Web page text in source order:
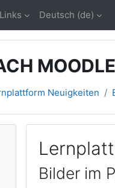
Deutsch ‎(de)‎
MOODLE
Neuigkeiten
Bilder im